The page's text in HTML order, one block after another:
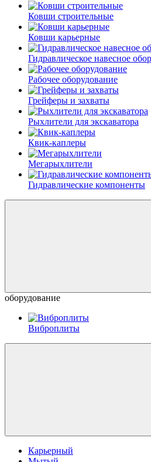
Ковши строительные
Ковши карьерные
Гидравлическое навесное
Рабочее оборудование
Грейферы и захваты
Рыхлители для экскаватора
Квик-каплеры
Мегарыхлители
Гидравлические компоненты
оборудование
Виброплиты
Карьерный